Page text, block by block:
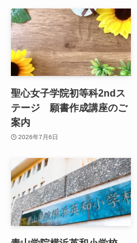
聖心女子学院初等科2ndス
テージ 願書作成講座のご
案内
2026年7月6日